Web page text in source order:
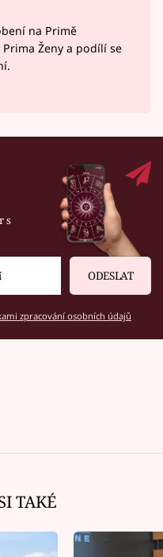
na Primě
Ženy a podílí se
s
ODESLAT
zpracování osobních údajů
TAKÉ